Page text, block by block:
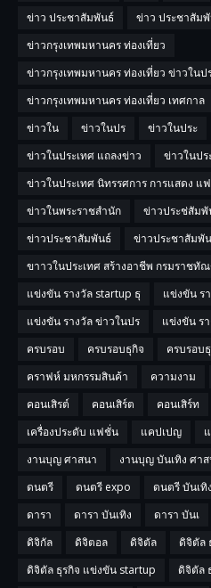
ข่าว ประชาสัมพันธ์
ข่าว ประชาสัม
ข่าวกรุงเทพมหานคร ท่องเที่ยว
ข่าวกรุงเทพมหานคร ท่องเที่ยว ข่าวในป
ข่าวกรุงเทพมหานคร ท่องเที่ยว เทศกาล
ข่าวใน
ข่าวในปร ข่าวในประ
ข่าวในประเทศ แถลงข่าว
ข่าวในปร
ข่าวในประเทศ นิทรรศการ การแสดง แ
ข่าวในพระราชสำนัก
ข่าวประช่สัม
ข่าวประชาสัมพันธ์
ข่าวประชาสัมพั
ขาาวในประเทศ สร้างอาชีพ กรมราชทั
แข่งขัน รางวัล startup ธุ
แข่งขัน ร
แข่งขัน รางวัล ข่าวในปร
แข่งขัน ร
ครบรอบ
ครบรอบธุกิจ ครบรอบ
คราฟห์ มหกรรมสินค้า
ความงาม
คอนเสิรต์
คอนเสิร์ต คอนเสิร์ท
เครื่องประดับ แฟชั่น
แคปเปญ
งานบุญ ศาสนา
งานบุญ บันเทิง ศา
ดนตรี
ดนตรี expo ดนตรี บันเทิง
ดารา
ดารา บันเทิง ดารา บันเ
ดิจิกัล
ดิจิตอล ดิจิตัล ดิจิตัล
ดิจิตัล ธุรกิจ แข่งขัน startup
ดิจิตัล